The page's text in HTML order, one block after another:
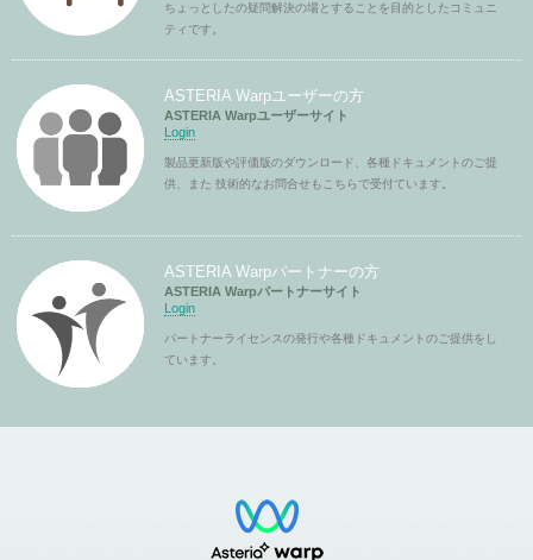
ちょっとしたの疑問解決の場とすることを目的としたコミュニ
ティです。
ASTERIA Warpユーザーの方
ASTERIA Warpユーザーサイト
Login
製品更新版や評価版のダウンロード、各種ドキュメントのご提
供、また 技術的なお問合せもこちらで受付ています。
ASTERIA Warpパートナーの方
ASTERIA Warpパートナーサイト
Login
パートナーライセンスの発行や各種ドキュメントのご提供をし
ています。